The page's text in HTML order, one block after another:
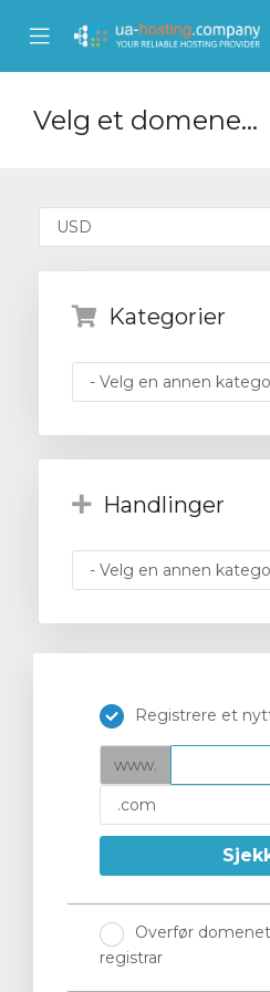
Mobile
Menu
Velg et domene...
Kategorier
Handlinger
Registrere et
www.
Overfør
registrar